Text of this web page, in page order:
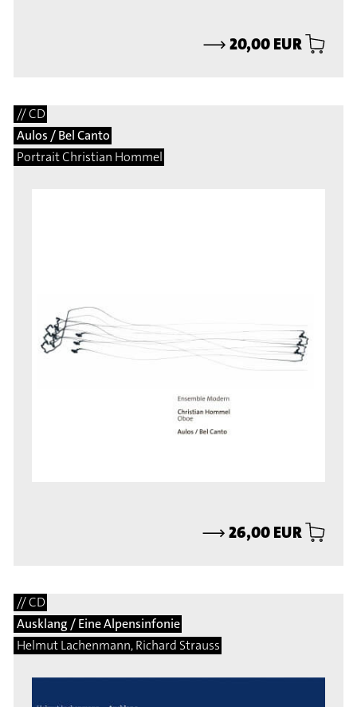
⟶20,00 EUR
// CD
Aulos / Bel Canto
Portrait Christian Hommel
⟶26,00 EUR
// CD
Ausklang / Eine Alpensinfonie
Helmut Lachenmann, Richard Strauss